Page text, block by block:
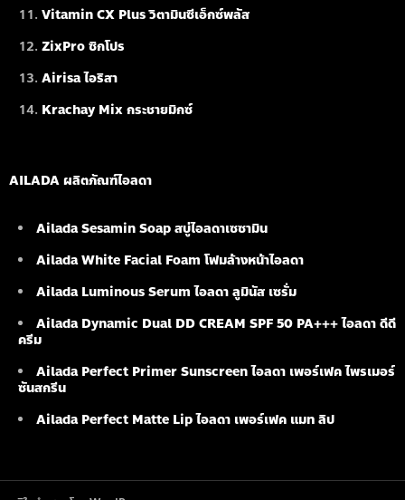
Vitamin CX Plus วิตามินซีเอ็กซ์พลัส
ZixPro ซิกโปร
Airisa ไอริสา
Krachay Mix กระชายมิกซ์
AILADA ผลิตภัณฑ์ไอลดา
Ailada Sesamin Soapสบู่ไอลดาเซซามิน
Ailada White Facial Foamโฟมล้างหน้าไอลดา
Ailada Luminous Serumไอลดา ลูมินัส เซรั่ม
Ailada Dynamic Dual DD CREAM SPF 50 PA+++ ไอลดา ดีดี
ครีม
Ailada Perfect Primer Sunscreen ไอลดา เพอร์เฟค ไพรเมอร์
ซันสกรีน
Ailada Perfect Matte Lip ไอลดา เพอร์เฟค แมท ลิป